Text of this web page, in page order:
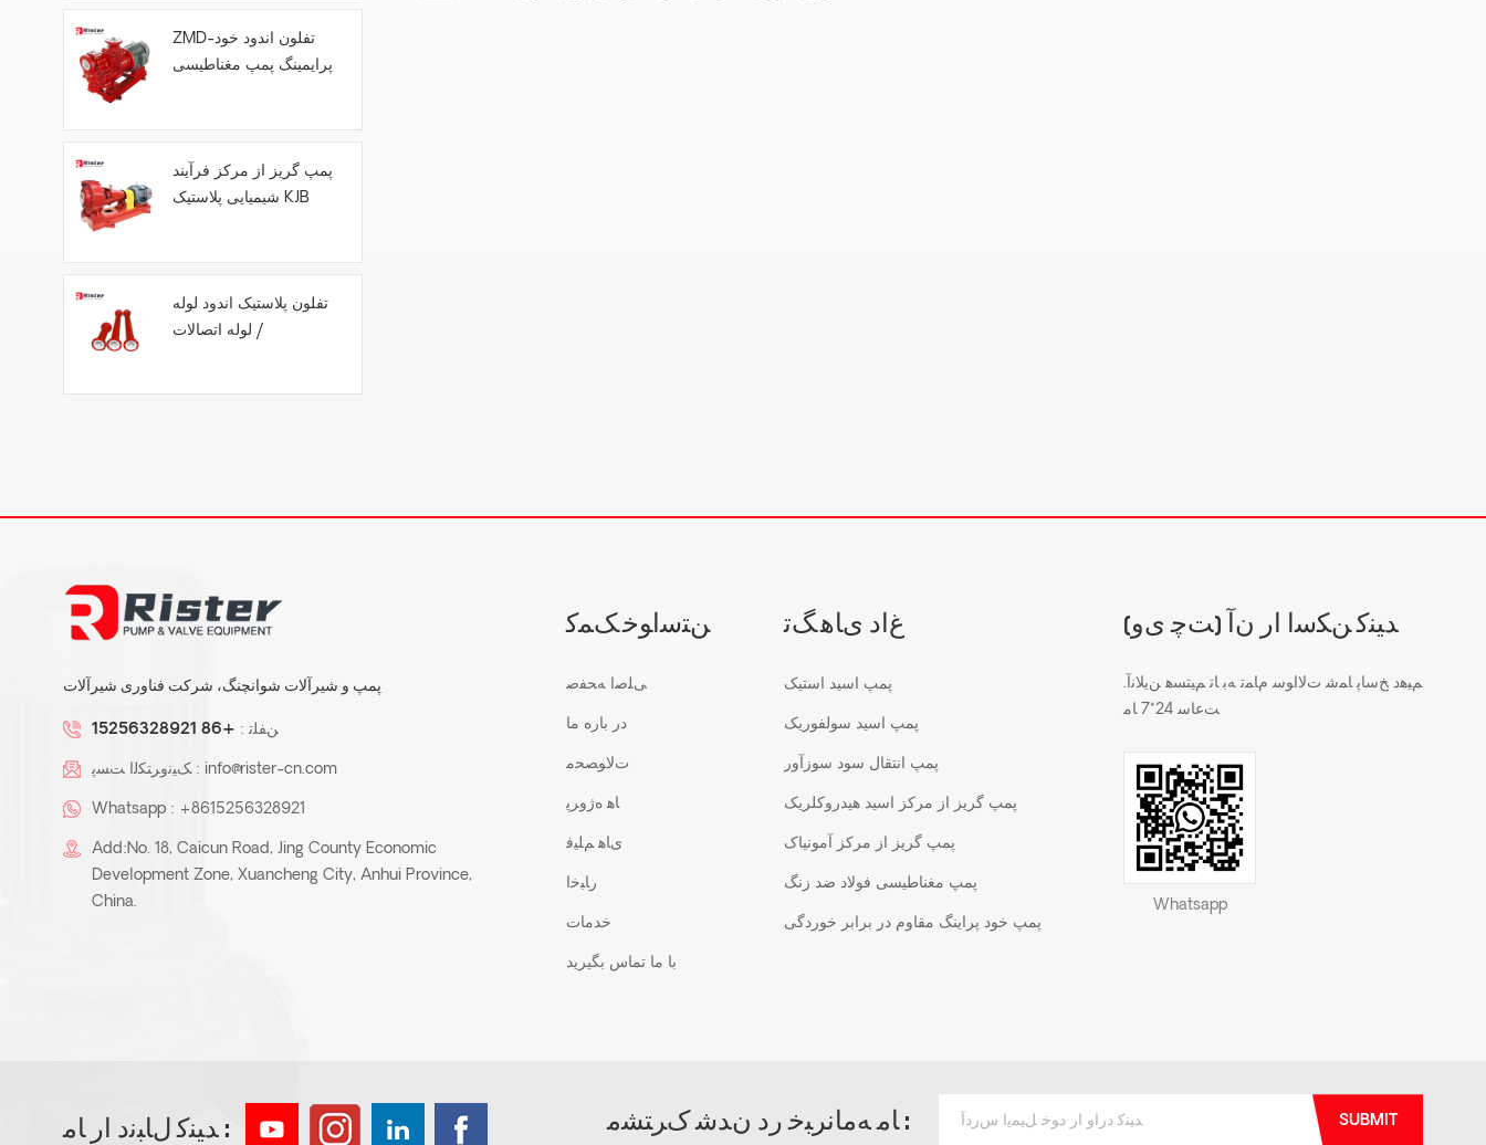
ZMD-تفلون اندود خود
پرایمینگ پمپ مغناطیسی
پمپ گریز از مرکز فرآیند
شیمیایی پلاستیک KJB
تفلون پلاستیک اندود لوله
/ لوله اتصالات
پمپ و شیرآلات شوانچنگ، شرکت فناوری شیرآلات
ﻦﻔﻠﺗ : +86 15256328921
ﮏﯿﻧﻭﺮﺘﮑﻟﺍ ﺖﺴﭘ : info@rister-cn.com
Whatsapp : +8615256328921
Add:No. 18, Caicun Road, Jing County Economic
Development Zone, Xuancheng City, Anhui Province,
China.
ﻦﺘﺳﺍﻮﺧ ﮏﻤﮐ
ﯽﻠﺻﺍ ﻪﺤﻔﺻ
در باره ما
ﺕﻻ ﻮﺼﺤﻣ
ﺎﻫ ﻩﮊﻭﺮﭘ
ﯼﺎﻫ ﻢﻠﯿﻓ
ﺭﺎﺒﺧﺍ
خدمات
با ما تماس بگیرید
ﻍﺍﺩ ﯼﺎﻫ ﮓﺗ
پمپ اسید استیک
پمپ اسید سولفوریک
پمپ انتقال سود سوزآور
پمپ گریز از مرکز اسید هیدروکلریک
پمپ گریز از مرکز آمونیاک
پمپ مغناطیسی فولاد ضد زنگ
پمپ خود پراینگ مقاوم در برابر خوردگی
(ﺖﭼ ﯼﻭ) ﺪﯿﻨﮐ ﻦﮑﺳﺍ ﺍﺭ ﻥﺁ
.ﻢﯿﻫﺩ ﺦﺳﺎﭘ ﺎﻤﺷ ﺕﻻ ﺍﻮﺳ ﻡﺎﻤﺗ ﻪﺑ ﺎﺗ ﻢﯿﺘﺴﻫ ﻦﯾﻼ ﻧﺁ
ﺖﻋﺎﺳ 24*7 ﺎﻣ
Whatsapp
ﺪﯿﻨﮐ ﻝﺎﺒﻧﺩ ﺍﺭ ﺎﻣ : ﺎﻣ ﻪﻣﺎﻧﺮﺒﺧ ﺭﺩ ﻥﺪﺷ ﮎﺮﺘﺸﻣ : SUBMIT